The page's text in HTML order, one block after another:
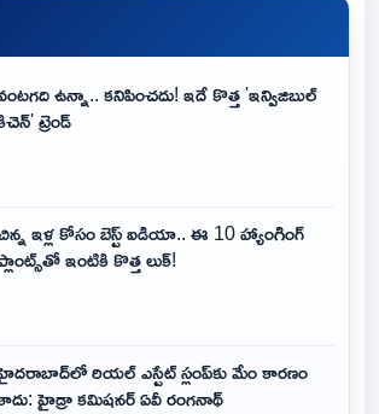
ఉన్నా.. కనిపించదు! ఇదే కొత్త 'ఇన్విజిబుల్
ట్రెండ్
ఇళ్ల కోసం బెస్ట్ ఐడియా.. ఈ 10 హ్యాంగింగ్
ఇంటికి కొత్త లుక్!
రియల్ ఎస్టేట్ స్లంప్‌కు మేం కారణం
హైడ్రా కమిషనర్ ఏవీ రంగనాథ్